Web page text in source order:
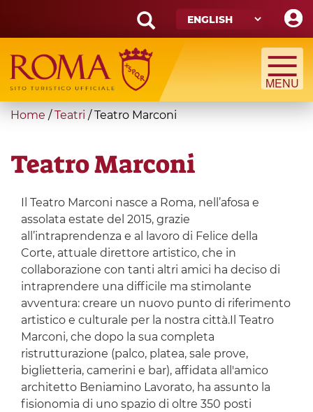
main
content
Search
form
Search
You
here
Home / Teatri /Teatro Marconi
Teatro Marconi
Il Teatro Marconi nasce a Roma, nell’afosa e
assolata estate del 2015, grazie
all’intraprendenza e al lavoro di Felice della
Corte, attuale direttore artistico, che in
collaborazione con tanti altri amici ha deciso di
intraprendere una difficile ma stimolante
avventura: creare un nuovo punto di riferimento
artistico e culturale per la nostra città.Il Teatro
Marconi, che dopo la sua completa
ristrutturazione (palco, platea, sale prove,
biglietteria, camerini e bar), affidata all'amico
architetto Beniamino Lavorato, ha assunto la
fisionomia di uno spazio di oltre 350 posti